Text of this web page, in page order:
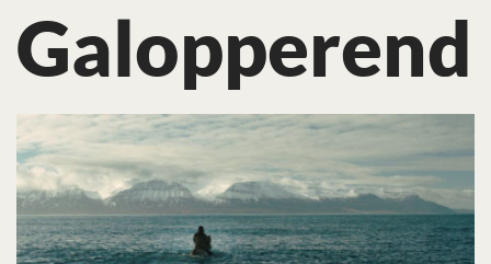
Galopperend